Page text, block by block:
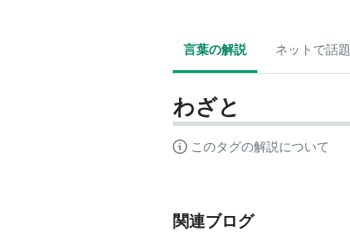
言葉の解説 ネットで話題
わざと
このタグの解説について
関連ブログ